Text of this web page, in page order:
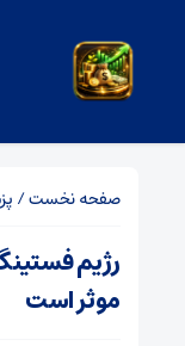
صفحه نخست/
رژیم
موثر است